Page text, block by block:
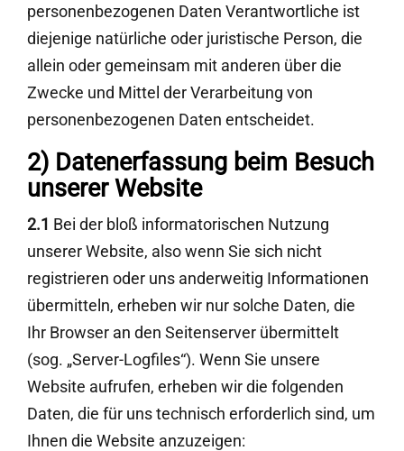
personenbezogenen Daten Verantwortliche ist
diejenige natürliche oder juristische Person, die
allein oder gemeinsam mit anderen über die
Zwecke und Mittel der Verarbeitung von
personenbezogenen Daten entscheidet.
2) Datenerfassung beim Besuch
unserer Website
2.1 Bei der bloß informatorischen Nutzung
unserer Website, also wenn Sie sich nicht
registrieren oder uns anderweitig Informationen
übermitteln, erheben wir nur solche Daten, die
Ihr Browser an den Seitenserver übermittelt
(sog. „Server-Logfiles“). Wenn Sie unsere
Website aufrufen, erheben wir die folgenden
Daten, die für uns technisch erforderlich sind, um
Ihnen die Website anzuzeigen: